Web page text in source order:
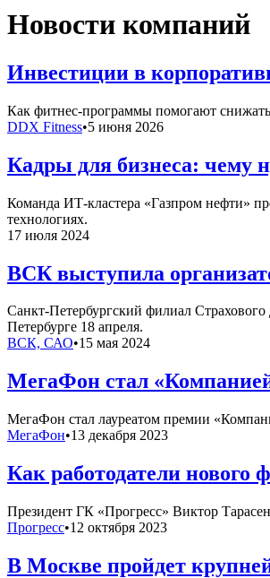
Новости компаний
Инвестиции в
Как фитнес-программы помогают
DDX Fitness•5 июня 2026
Кадры для бизнеса: чему
Команда ИТ-кластера «Газпром нефти»
технологиях.
17 июля 2024
ВСК выступила
Санкт-Петербургский филиал
Петербурге 18 апреля.
ВСК, САО•15 мая 2024
МегаФон стал
МегаФон стал лауреатом премии
МегаФон•13 декабря 2023
Как работодатели нового
Президент ГК «Прогресс» Виктор
Прогресс•12 октября 2023
В Москве пройдет